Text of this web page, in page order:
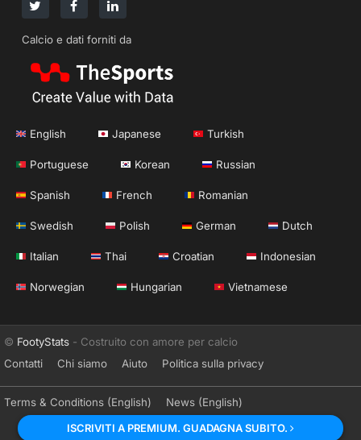
Calcio e dati forniti da
English Japanese Turkish
Portuguese Korean Russian
Spanish French Romanian
Swedish Polish German Dutch
Italian Thai Croatian Indonesian
Norwegian Hungarian Vietnamese
© FootyStats - Costruito con amore per calcio
Contatti
Chi siamo Aiuto Politica sulla privacy
Terms & Conditions (English)
News (English)
ISCRIVITI A PREMIUM. GUADAGNA SUBITO.